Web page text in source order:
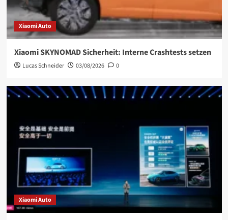
Xiaomi Auto
Xiaomi SKYNOMAD Sicherheit: Interne Crashtests setzen
Lucas Schneider 03/08/2026 0
Xiaomi Auto